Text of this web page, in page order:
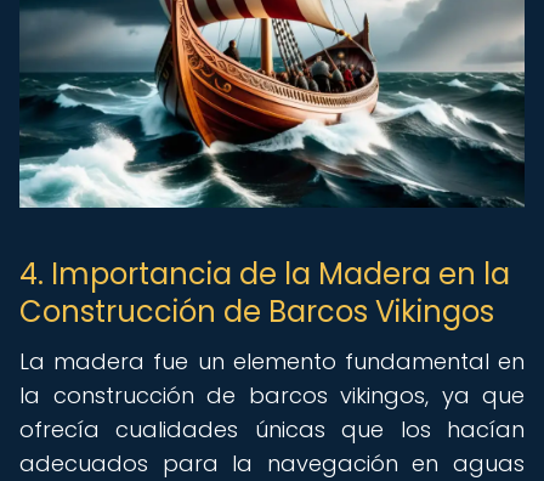
4. Importancia de la Madera en la
Construcción de Barcos Vikingos
La madera fue un elemento fundamental en
la construcción de barcos vikingos, ya que
ofrecía cualidades únicas que los hacían
adecuados para la navegación en aguas